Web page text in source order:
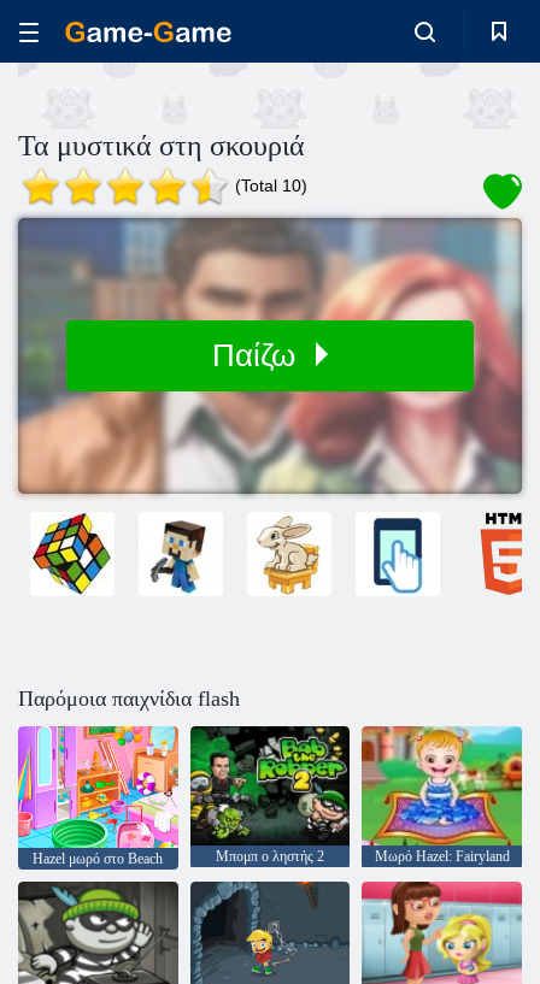
Τα μυστικά στη σκουριά
(Total 10)
Παίζω
Παρόμοια παιχνίδια flash
Hazel μωρό στο Beach Μπομπ ο ληστής 2 Μωρό Hazel: Fairyland